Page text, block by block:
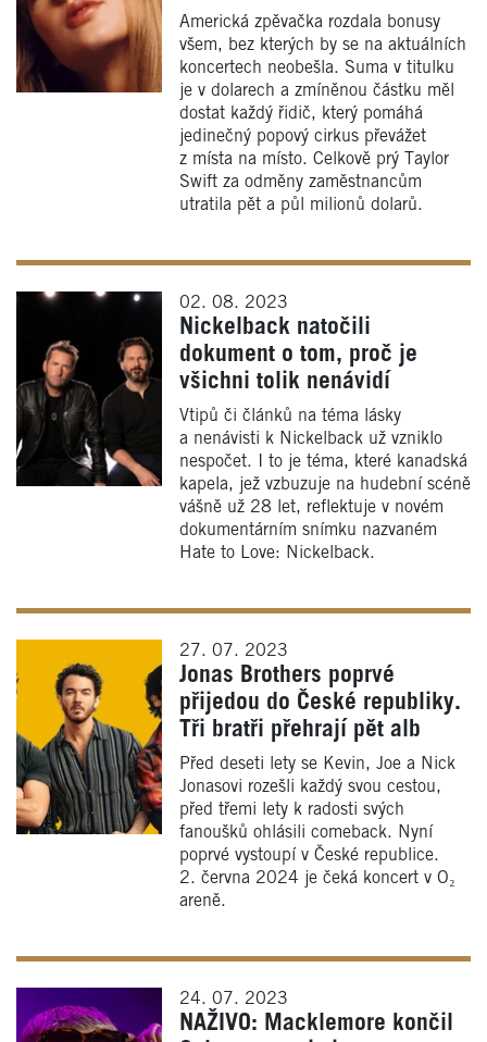
Americká zpěvačka rozdala bonusy
všem, bez kterých by se na aktuálních
koncertech neobešla. Suma v titulku
je v dolarech a zmíněnou částku měl
dostat každý řidič, který pomáhá
jedinečný popový cirkus převážet
z místa na místo. Celkově prý Taylor
Swift za odměny zaměstnancům
utratila pět a půl milionů dolarů.
02. 08. 2023
Nickelback natočili
dokument o tom, proč je
všichni tolik nenávidí
Vtipů či článků na téma lásky
a nenávisti k Nickelback už vzniklo
nespočet. I to je téma, které kanadská
kapela, jež vzbuzuje na hudební scéně
vášně už 28 let, reflektuje v novém
dokumentárním snímku nazvaném
Hate to Love: Nickelback.
27. 07. 2023
Jonas Brothers poprvé
přijedou do České republiky.
Tři bratři přehrají pět alb
Před deseti lety se Kevin, Joe a Nick
Jonasovi rozešli každý svou cestou,
před třemi lety k radosti svých
fanoušků ohlásili comeback. Nyní
poprvé vystoupí v České republice.
2. června 2024 je čeká koncert v O₂
areně.
24. 07. 2023
NAŽIVO: Macklemore končil